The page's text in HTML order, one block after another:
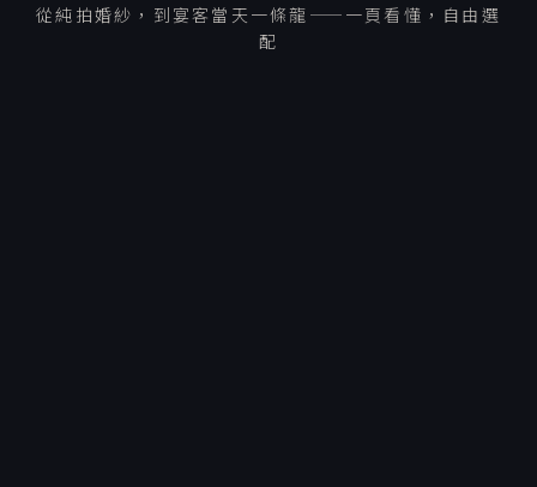
從純拍婚紗，到宴客當天一條龍——一頁看懂，自由選
配